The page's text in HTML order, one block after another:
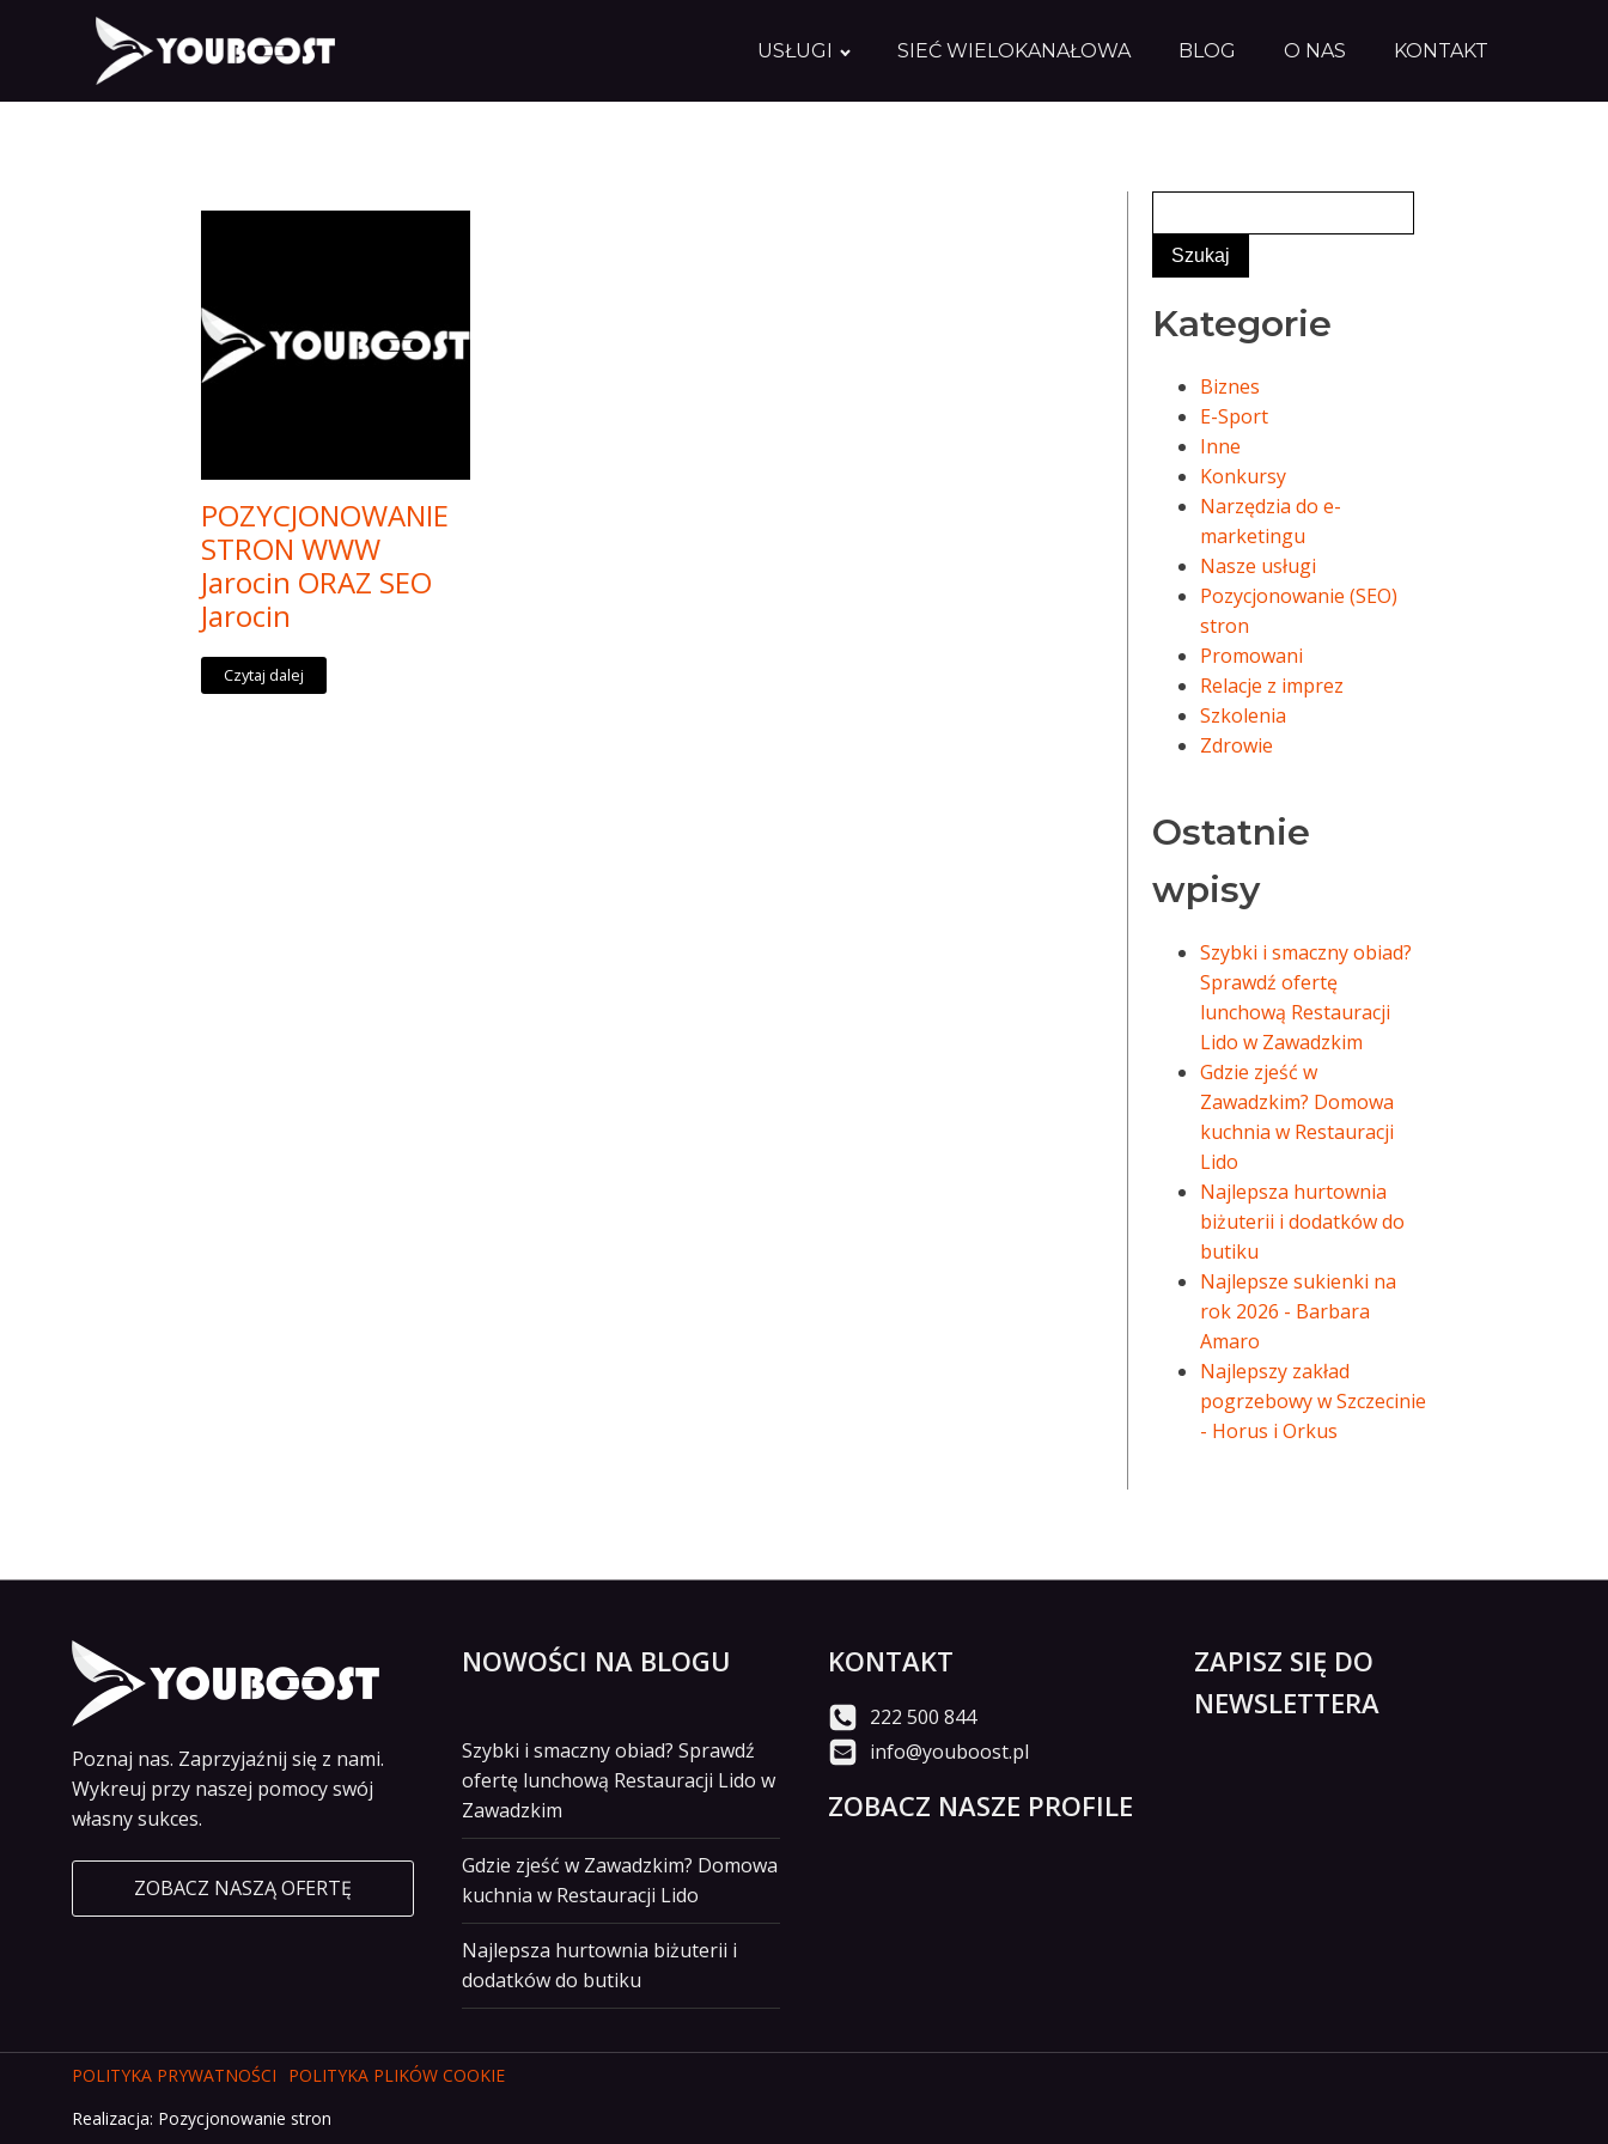
USŁUGI SIEĆ WIELOKANAŁOWA BLOG O NAS KONTAKT
POZYCJONOWANIE
STRON WWW
Jarocin ORAZ SEO
Jarocin
Czytaj dalej
Kategorie
Biznes
E-Sport
Inne
Konkursy
Narzędzia do e-
marketingu
Nasze usługi
Pozycjonowanie (SEO)
stron
Promowani
Relacje z imprez
Szkolenia
Zdrowie
Ostatnie
wpisy
Szybki i smaczny obiad?
Sprawdź ofertę
lunchową Restauracji
Lido w Zawadzkim
Gdzie zjeść w
Zawadzkim? Domowa
kuchnia w Restauracji
Lido
Najlepsza hurtownia
biżuterii i dodatków do
butiku
Najlepsze sukienki na
rok 2026 - Barbara
Amaro
Najlepszy zakład
pogrzebowy w Szczecinie
- Horus i Orkus
Poznaj nas. Zaprzyjaźnij się z nami.
Wykreuj przy naszej pomocy swój
własny sukces.
ZOBACZ NASZĄ OFERTĘ
NOWOŚCI NA BLOGU
Szybki i smaczny obiad? Sprawdź
ofertę lunchową Restauracji Lido w
Zawadzkim
Gdzie zjeść w Zawadzkim? Domowa
kuchnia w Restauracji Lido
Najlepsza hurtownia biżuterii i
dodatków do butiku
KONTAKT
222 500 844
info@youboost.pl
ZOBACZ NASZE PROFILE
ZAPISZ SIĘ DO
NEWSLETTERA
POLITYKA PRYWATNOŚCI
POLITYKA PLIKÓW COOKIE
Realizacja: Pozycjonowanie stron